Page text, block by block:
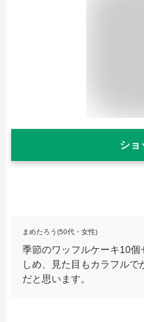
ショ
まめたろう(50代・女性)
季節のワッフルケーキ10
しめ、見た目もカラフルで
だと思います。